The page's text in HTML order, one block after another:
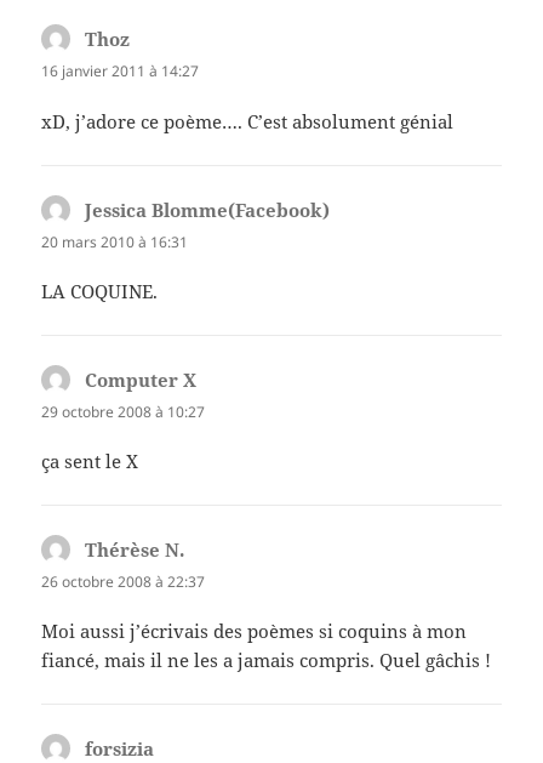
Thoz
16 janvier 2011 à 14:27
xD, j’adore ce poème…. C’est absolument génial
Jessica Blomme(Facebook)
20 mars 2010 à 16:31
LA COQUINE.
Computer X
29 octobre 2008 à 10:27
ça sent le X
Thérèse N.
26 octobre 2008 à 22:37
Moi aussi j’écrivais des poèmes si coquins à mon
fiancé, mais il ne les a jamais compris. Quel gâchis !
forsizia